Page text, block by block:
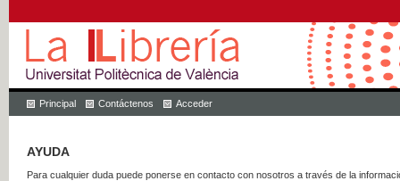
Principal Contáctenos Acceder
AYUDA
Para cualquier duda puede ponerse en contacto con nosotros a través de la